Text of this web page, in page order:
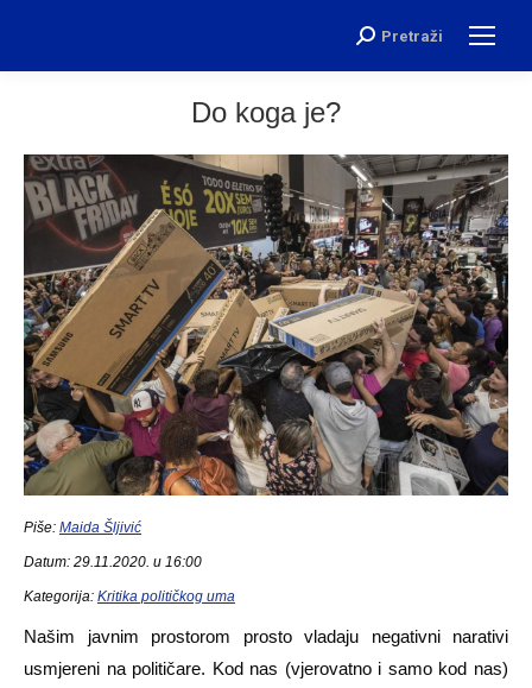
Search:
Pretraži
Do koga je?
Piše: Maida Šljivić
Datum: 29.11.2020. u 16:00
Kategorija: Kritika političkog uma
Našim javnim prostorom prosto vladaju negativni narativi
usmjereni na političare. Kod nas (vjerovatno i samo kod nas)